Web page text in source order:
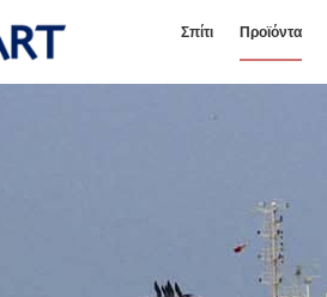
Σπίτι Προϊόντα